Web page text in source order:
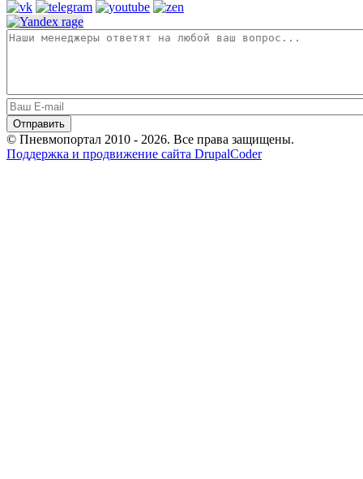
© Пневмопортал 2010 - 2026. Все права защищены.
Поддержка и продвижение сайта DrupalCoder